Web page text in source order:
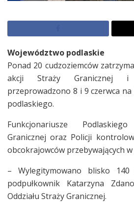
Województwo podlaskie
Ponad 20 cudzoziemców
akcji Straży Granicznej i
przeprowadzono 8 i 9 czerwca
podlaskiego.
Funkcjonariusze
Granicznej oraz Policji
obcokrajowców przebywających
– Wylegitymowano blisko
podpułkownik Katarzyna
Oddziału Straży Granicznej.